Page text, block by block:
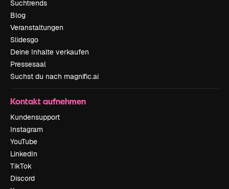
Suchtrends
Blog
Veranstaltungen
Slidesgo
Deine Inhalte verkaufen
Pressesaal
Suchst du nach magnific.ai
Kontakt aufnehmen
Kundensupport
Instagram
YouTube
LinkedIn
TikTok
Discord